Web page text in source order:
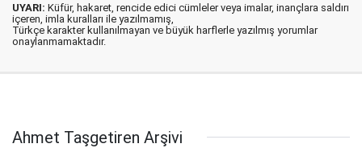
UYARI: Küfür, hakaret, rencide edici cümleler veya imalar, inançlara saldırı
içeren, imla kuralları ile yazılmamış,
Türkçe karakter kullanılmayan ve büyük harflerle yazılmış yorumlar
onaylanmamaktadır.
Ahmet Taşgetiren Arşivi